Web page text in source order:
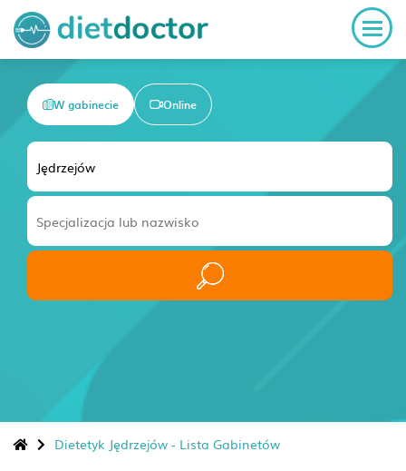
W gabinecie Online
Dietetyk Jędrzejów - Lista Gabinetów